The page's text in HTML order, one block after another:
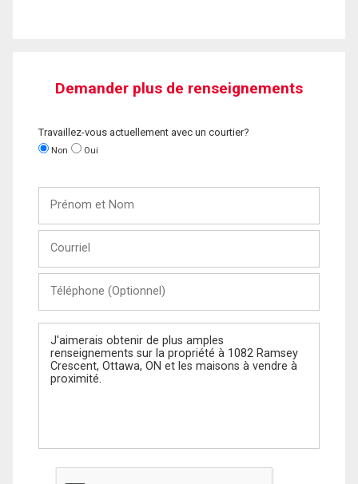
Demander plus de renseignements
Travaillez-vous actuellement avec un courtier?
Non Oui
Nom
(Optionnel)
Message